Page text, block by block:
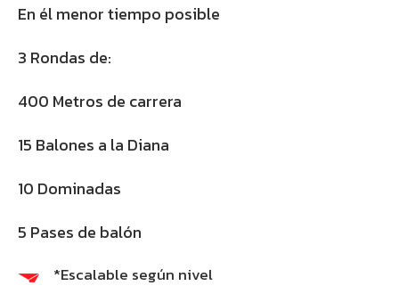
En él menor tiempo posible
3 Rondas de:
400 Metros de carrera
15 Balones a la Diana
10 Dominadas
5 Pases de balón
*Escalable según nivel